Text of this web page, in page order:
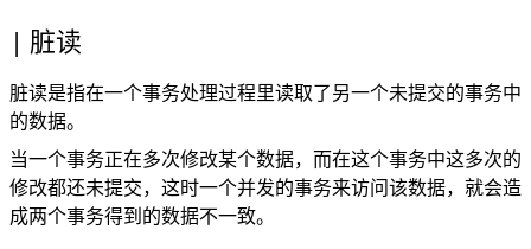
脏读
脏读是指在一个事务处理过程里读取了另一个未提交的事务中
的数据。
当一个事务正在多次修改某个数据，而在这个事务中这多次的
修改都还未提交，这时一个并发的事务来访问该数据，就会造
成两个事务得到的数据不一致。